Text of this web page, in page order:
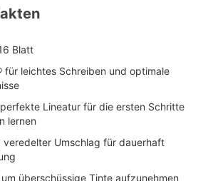
Blatt
für leichtes Schreiben und optimale
Lineatur für die ersten Schritte
lernen
veredelter Umschlag für dauerhaft
überschüssige Tinte aufzunehmen